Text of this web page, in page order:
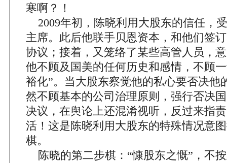
寒啊？！
2009年初，陈晓利用大股东的信任，
主席。此后他联手贝恩资本，和他们签
协议；接着，又笼络了某些高管人员，
他不顾及国美的任何历史和感情，不顾
裕化”。当大股东察觉他的私心要否决他
然不顾基本的公司治理原则，强行否决
决议，在舆论上还混淆视听，反过来指
活！这是陈晓利用大股东的特殊情况意
棋。
陈晓的第二步棋：“慷股东之慨”，不